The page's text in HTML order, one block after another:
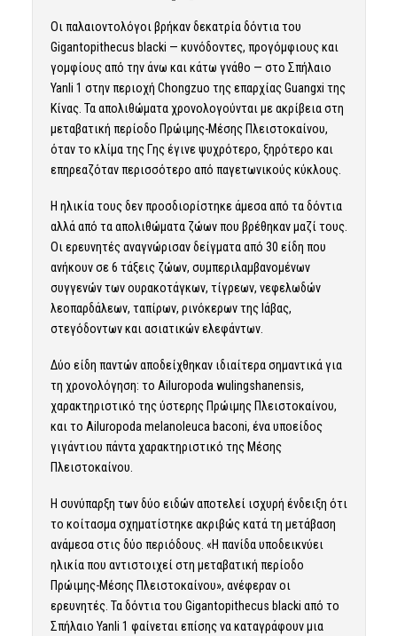
Οι παλαιοντολόγοι βρήκαν δεκατρία δόντια του
Gigantopithecus blacki — κυνόδοντες, προγόμφιους και
γομφίους από την άνω και κάτω γνάθο — στο Σπήλαιο
Yanli 1 στην περιοχή Chongzuo της επαρχίας Guangxi της
Κίνας. Τα απολιθώματα χρονολογούνται με ακρίβεια στη
μεταβατική περίοδο Πρώιμης-Μέσης Πλειστοκαίνου,
όταν το κλίμα της Γης έγινε ψυχρότερο, ξηρότερο και
επηρεαζόταν περισσότερο από παγετωνικούς κύκλους.
Η ηλικία τους δεν προσδιορίστηκε άμεσα από τα δόντια
αλλά από τα απολιθώματα ζώων που βρέθηκαν μαζί τους.
Οι ερευνητές αναγνώρισαν δείγματα από 30 είδη που
ανήκουν σε 6 τάξεις ζώων, συμπεριλαμβανομένων
συγγενών των ουρακοτάγκων, τίγρεων, νεφελωδών
λεοπαρδάλεων, ταπίρων, ρινόκερων της Ιάβας,
στεγόδοντων και ασιατικών ελεφάντων.
Δύο είδη παντών αποδείχθηκαν ιδιαίτερα σημαντικά για
τη χρονολόγηση: το Ailuropoda wulingshanensis,
χαρακτηριστικό της ύστερης Πρώιμης Πλειστοκαίνου,
και το Ailuropoda melanoleuca baconi, ένα υποείδος
γιγάντιου πάντα χαρακτηριστικό της Μέσης
Πλειστοκαίνου.
Η συνύπαρξη των δύο ειδών αποτελεί ισχυρή ένδειξη ότι
το κοίτασμα σχηματίστηκε ακριβώς κατά τη μετάβαση
ανάμεσα στις δύο περιόδους. «Η πανίδα υποδεικνύει
ηλικία που αντιστοιχεί στη μεταβατική περίοδο
Πρώιμης-Μέσης Πλειστοκαίνου», ανέφεραν οι
ερευνητές. Τα δόντια του Gigantopithecus blacki από το
Σπήλαιο Yanli 1 φαίνεται επίσης να καταγράφουν μια